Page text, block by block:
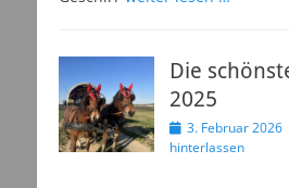
Die
2025
Veröffentlicht
am
3. Februar 2026
hinterlassen